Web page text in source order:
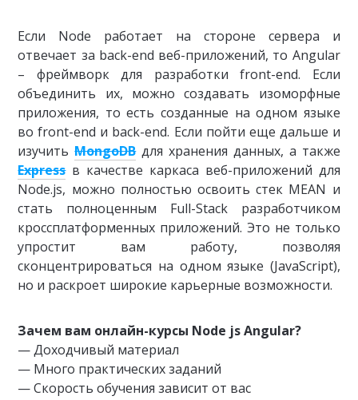
Если Node работает на стороне сервера и
отвечает за back-end веб-приложений, то Angular
– фреймворк для разработки front-end. Если
объединить их, можно создавать изоморфные
приложения, то есть созданные на одном языке
во front-end и back-end. Если пойти еще дальше и
изучитьMongoDBдля хранения данных, а также
Expressв качестве каркаса веб-приложений для
Node.js, можно полностью освоить стек MEAN и
стать полноценным Full-Stack разработчиком
кроссплатформенных приложений. Это не только
упростит вам работу, позволяя
сконцентрироваться на одном языке (JavaScript),
но и раскроет широкие карьерные возможности.
Зачем вам онлайн-курсы Node js Angular?
— Доходчивый материал
— Много практических заданий
— Скорость обучения зависит от вас